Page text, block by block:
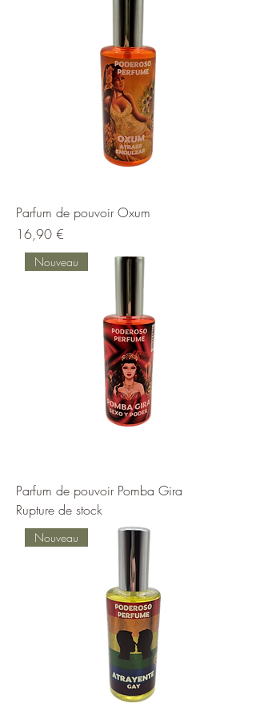
Parfum de pouvoir Oxum
Prix
16,90 €
Nouveau
Parfum de pouvoir Pomba Gira
Rupture de stock
Nouveau